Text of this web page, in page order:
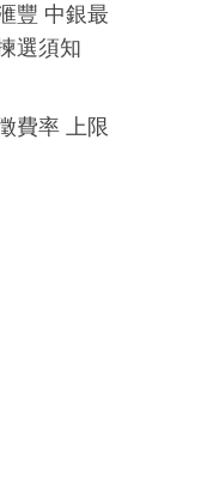
豐 中銀最
選須知
費率 上限